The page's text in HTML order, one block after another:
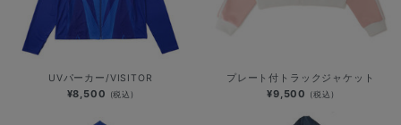
UVパーカー/VISITOR
¥8,500 (税込)
プレート付トラックジャケット
¥9,500 (税込)